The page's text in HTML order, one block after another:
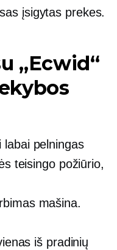
įsigytas prekes.
„Ecwid“
labai pelningas
teisingo požiūrio,
mašina.
iš pradinių